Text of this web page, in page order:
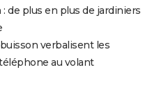
de plus en plus de jardiniers
verbalisent les
au volant